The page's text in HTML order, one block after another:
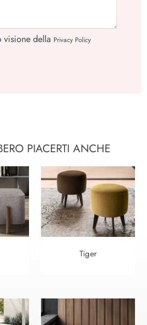
visione della Privacy Policy
PIACERTI ANCHE
Tiger